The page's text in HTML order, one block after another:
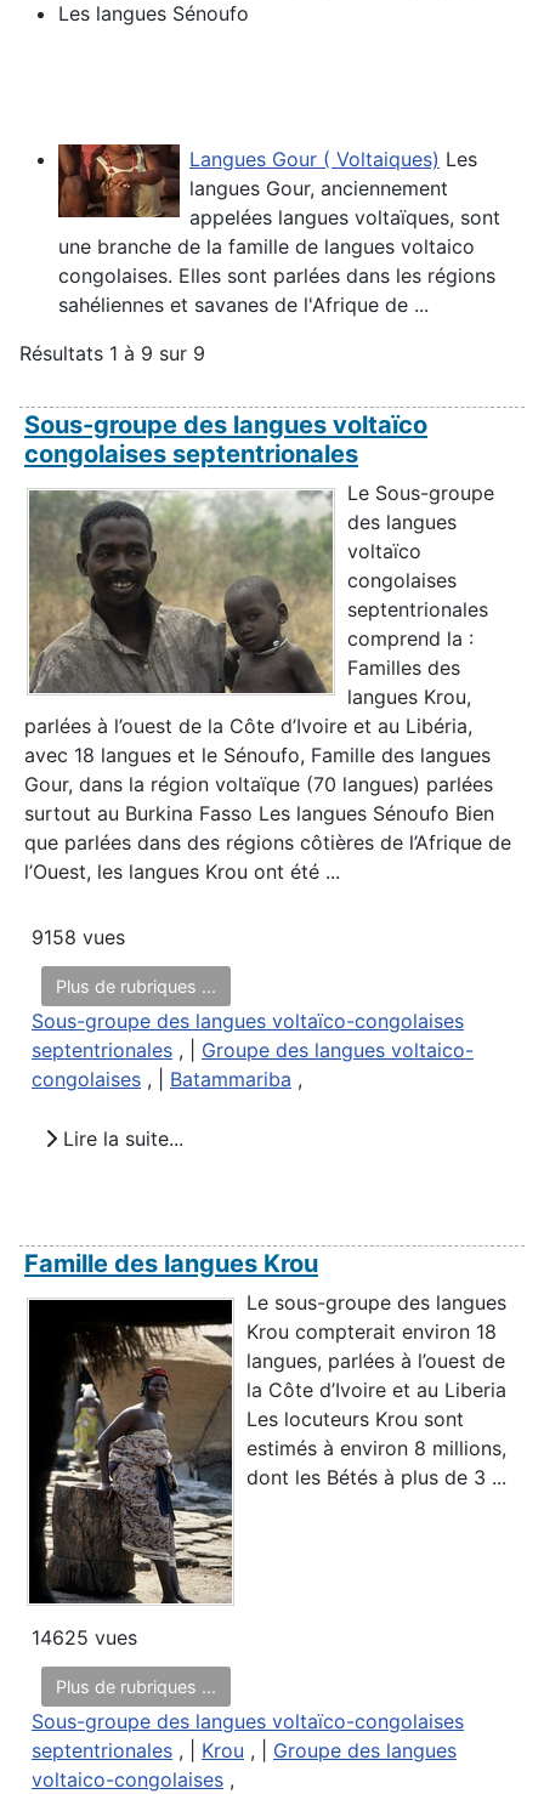
Les langues Sénoufo
Langues Gour ( Voltaiques) Les
langues Gour, anciennement
appelées langues voltaïques, sont
une branche de la famille de langues voltaico
congolaises. Elles sont parlées dans les régions
sahéliennes et savanes de l'Afrique de ...
Résultats 1 à 9 sur 9
Sous-groupe des langues voltaïco
congolaises septentrionales
Le Sous-groupe
des langues
voltaïco
congolaises
septentrionales
comprend la :
Familles des
langues Krou,
parlées à l’ouest de la Côte d’Ivoire et au Libéria,
avec 18 langues et le Sénoufo, Famille des langues
Gour, dans la région voltaïque (70 langues) parlées
surtout au Burkina Fasso Les langues Sénoufo Bien
que parlées dans des régions côtières de l’Afrique de
l’Ouest, les langues Krou ont été ...
9158 vues
Plus de rubriques ...
Sous-groupe des langues voltaïco-congolaises
septentrionales , | Groupe des langues voltaico-
congolaises , | Batammariba ,
Lire la suite...
Famille des langues Krou
Le sous-groupe des langues
Krou compterait environ 18
langues, parlées à l’ouest de
la Côte d’Ivoire et au Liberia
Les locuteurs Krou sont
estimés à environ 8 millions,
dont les Bétés à plus de 3 ...
14625 vues
Plus de rubriques ...
Sous-groupe des langues voltaïco-congolaises
septentrionales , | Krou , | Groupe des langues
voltaico-congolaises ,